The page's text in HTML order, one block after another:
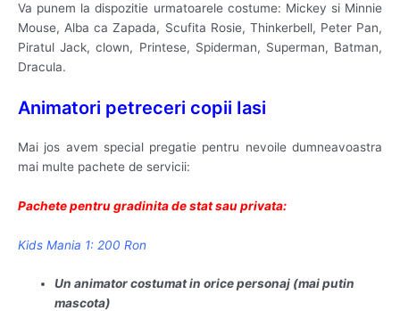
Va punem la dispozitie urmatoarele costume: Mickey si Minnie
Mouse, Alba ca Zapada, Scufita Rosie, Thinkerbell, Peter Pan,
Piratul Jack, clown, Printese, Spiderman, Superman, Batman,
Dracula.
Animatori petreceri copii Iasi
Mai jos avem special pregatie pentru nevoile dumneavoastra
mai multe pachete de servicii:
Pachete pentru gradinita de stat sau privata:
Kids Mania 1: 200 Ron
Un animator costumat in orice personaj (mai putin
mascota)